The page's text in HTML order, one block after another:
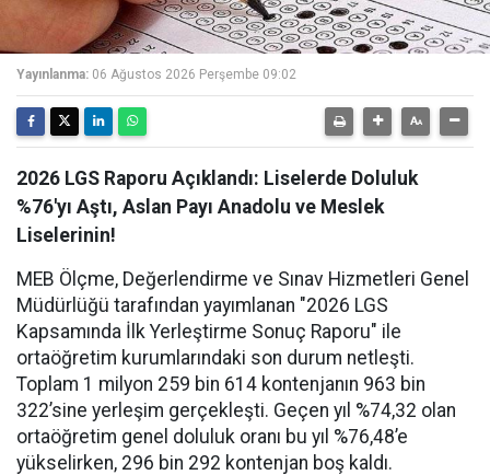
Yayınlanma: 06 Ağustos 2026 Perşembe 09:02
2026 LGS Raporu Açıklandı: Liselerde Doluluk
%76'yı Aştı, Aslan Payı Anadolu ve Meslek
Liselerinin!
MEB Ölçme, Değerlendirme ve Sınav Hizmetleri Genel
Müdürlüğü tarafından yayımlanan "2026 LGS
Kapsamında İlk Yerleştirme Sonuç Raporu" ile
ortaöğretim kurumlarındaki son durum netleşti.
Toplam 1 milyon 259 bin 614 kontenjanın 963 bin
322’sine yerleşim gerçekleşti. Geçen yıl %74,32 olan
ortaöğretim genel doluluk oranı bu yıl %76,48’e
yükselirken, 296 bin 292 kontenjan boş kaldı.